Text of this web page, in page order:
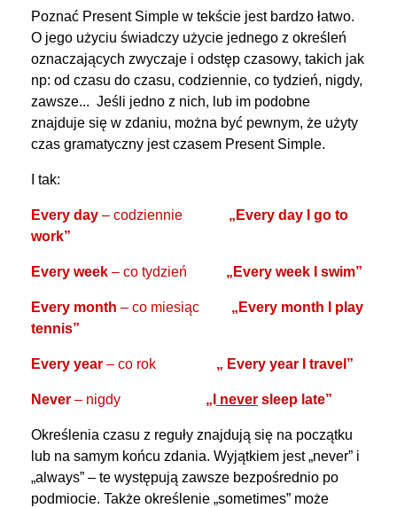
Poznać Present Simple w tekście jest bardzo łatwo.
O jego użyciu świadczy użycie jednego z określeń
oznaczających zwyczaje i odstęp czasowy, takich jak
np: od czasu do czasu, codziennie, co tydzień, nigdy,
zawsze... Jeśli jedno z nich, lub im podobne
znajduje się w zdaniu, można być pewnym, że użyty
czas gramatyczny jest czasem Present Simple.
I tak:
Every day – codziennie „Every day I go to
work”
Every week – co tydzień „Every week I swim”
Every month – co miesiąc „Every month I play
tennis”
Every year – co rok „ Every year I travel”
Never – nigdy „I never sleep late”
Określenia czasu z reguły znajdują się na początku
lub na samym końcu zdania. Wyjątkiem jest „never” i
„always” – te występują zawsze bezpośrednio po
podmiocie. Także określenie „sometimes” może